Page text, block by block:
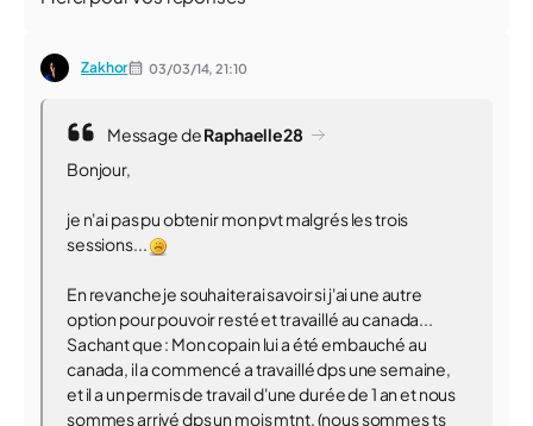
Zakhor 03/03/14,21:10
Message deRaphaelle28
Bonjour,
je n'ai pas pu obtenir mon pvt malgrés les trois
sessions...
En revanche je souhaiterai savoir si j'ai une autre
option pour pouvoir resté et travaillé au canada...
Sachant que : Mon copain lui a été embauché au
canada, il a commencé a travaillé dps une semaine,
et il a un permis de travail d'une durée de 1 an et nous
sommes arrivé dps un mois mtnt. (nous sommes ts